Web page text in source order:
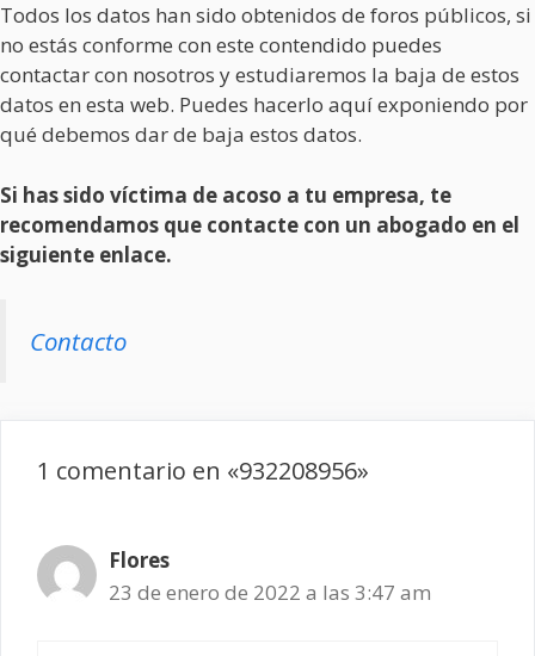
Todos los datos han sido obtenidos de foros públicos, si
no estás conforme con este contendido puedes
contactar con nosotros y estudiaremos la baja de estos
datos en esta web. Puedes hacerlo aquí exponiendo por
qué debemos dar de baja estos datos.
Si has sido víctima de acoso a tu empresa, te
recomendamos que contacte con un abogado en el
siguiente enlace.
Contacto
1 comentario en «932208956»
Flores
23 de enero de 2022 a las 3:47 am